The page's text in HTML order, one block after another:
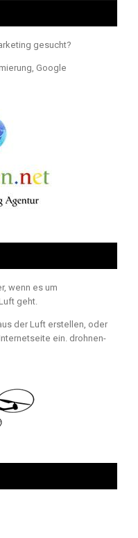
gesucht?
Google
wenn es um
geht.
der Luft erstellen, oder
ein. drohnen-